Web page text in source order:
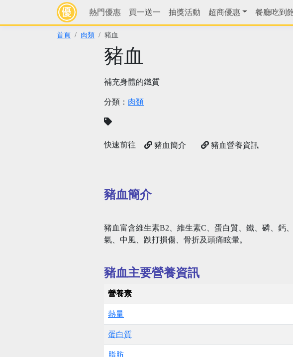
熱門優惠 買一送一 抽獎活動 超商優惠 餐廳吃到
首頁 肉類 豬血
豬血
補充身體的鐵質
分類： 肉類
快速前往 豬血簡介 豬血營養資訊
豬血簡介
豬血富含維生素B2、維生素C、蛋白質、鐵、磷、鈣
氣、中風、跌打損傷、骨折及頭痛眩暈。
豬血主要營養資訊
營養素
熱量
蛋白質
脂肪